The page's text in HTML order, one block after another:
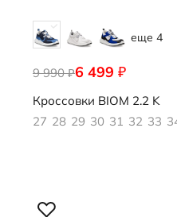
еще 4
6 499 ₽
9 990₽
710872/61483
Кроссовки BIOM 2.2 K
27 28 29 30 31 32 33